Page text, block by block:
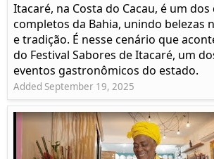
Itacaré, na Costa do Cacau, é um
completos da Bahia, unindo belezas
e tradição. É nesse cenário que
do Festival Sabores de Itacaré, um
eventos gastronômicos do estado.
Added September 19, 2025